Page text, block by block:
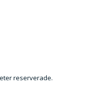
reserverade.